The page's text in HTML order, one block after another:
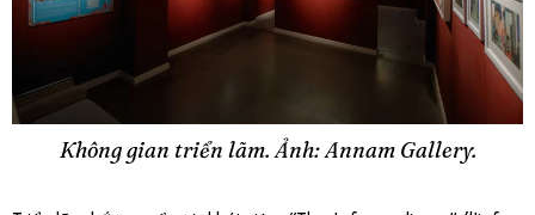
Không gian triển lãm. Ảnh: Annam Gallery.